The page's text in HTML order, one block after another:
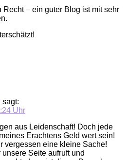
Recht – ein guter Blog ist mit sehr
sagt:
Uhr
aus Leidenschaft! Doch jede
Erachtens Geld wert sein!
vergessen eine kleine Sache!
Seite aufruft und